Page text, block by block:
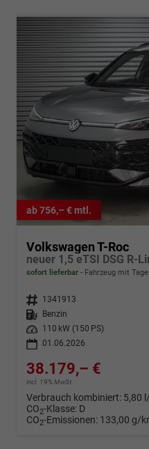
ab 756,– € mtl.
Volkswagen T-Roc
neuer 1,5 eTSI DSG R-
sofort lieferbar Fahrzeug mit
Fahrzeugnr. 1341913
Kraftstoff
Benzin
Leistung
110 kW (150 PS)
01.06.2026
38.179,– €
incl. 19% MwSt.
Verbrauch kombiniert: 5,80
CO2-Klasse: D
CO2-Emissionen: 133,00 g/